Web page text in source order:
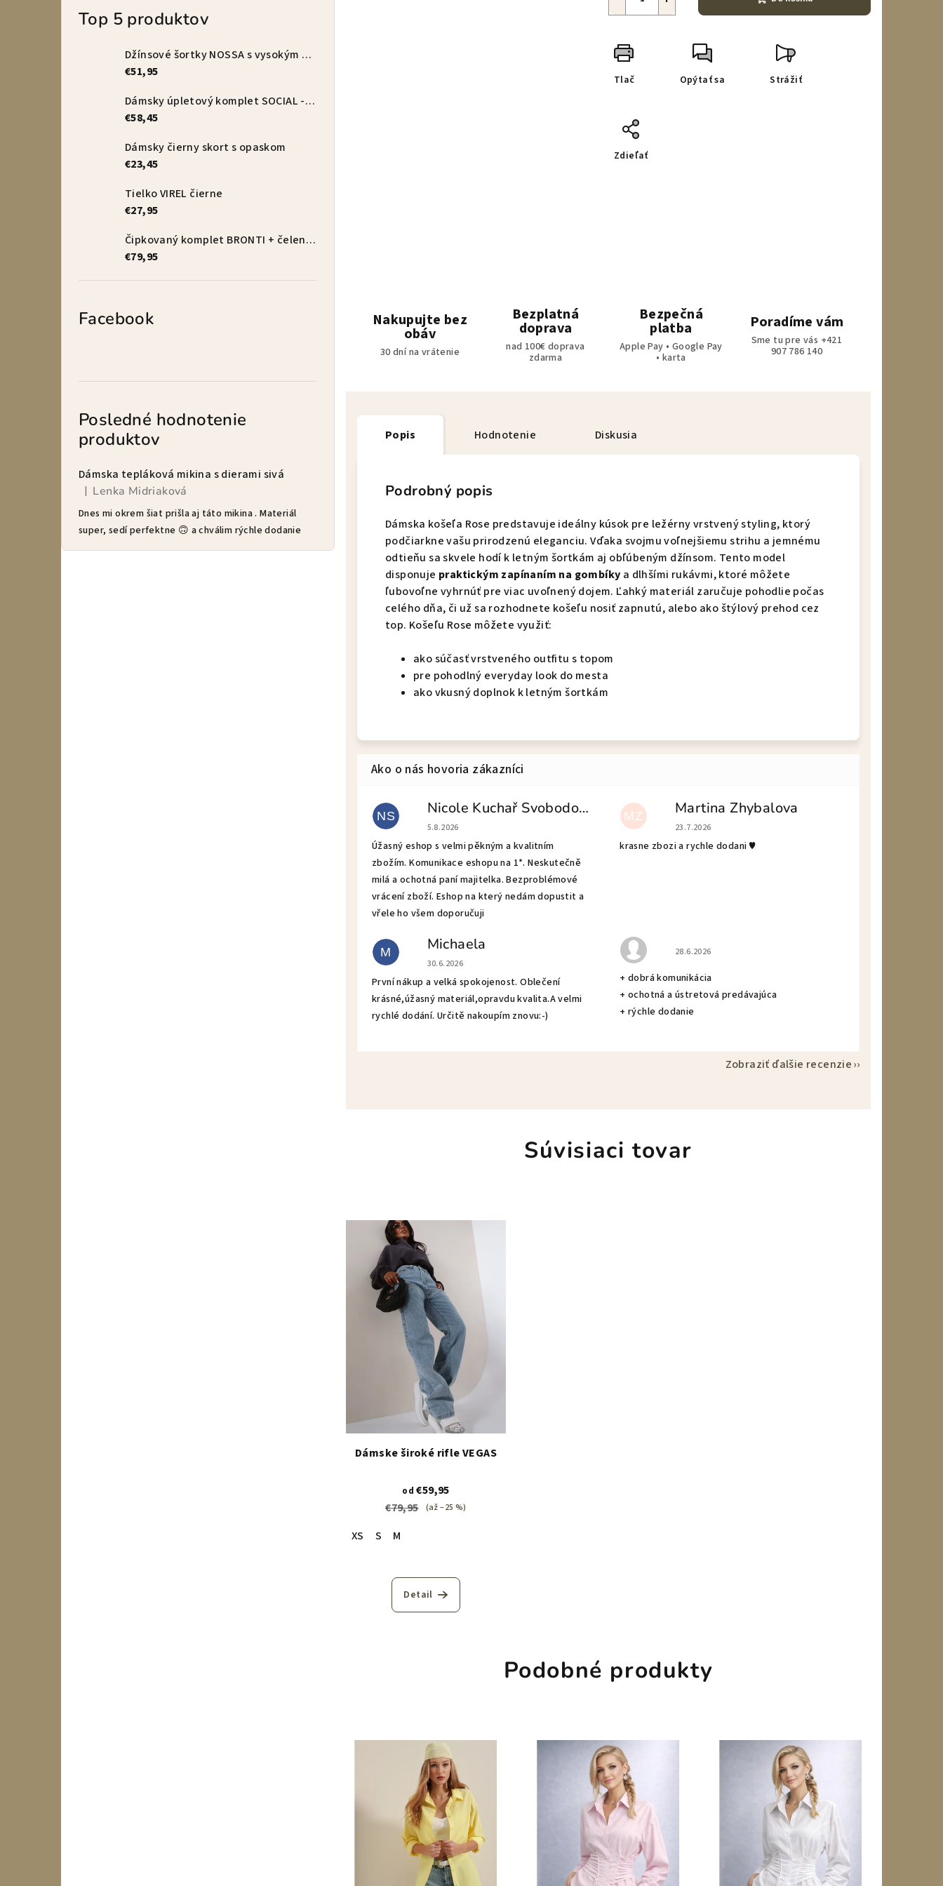
Top 5 produktov
Džínsové šortky NOSSA s vysokým pásom – vanilkové
€51,95
Dámsky úpletový komplet SOCIAL - sivý
€58,45
Dámsky čierny skort s opaskom
€23,45
Tielko VIREL čierne
€27,95
Čipkovaný komplet BRONTI + čelenka zdarma
€79,95
Facebook
Posledné hodnotenie
produktov
Dámska tepláková mikina s dierami sivá
Hodnotenie produktu je 5 z 5 hviezdičiek.
Lenka Midriaková
Dnes mi okrem šiat prišla aj táto mikina . Materiál
super, sedí perfektne 🙃 a chválim rýchle dodanie
Tlač Opýtať sa Strážiť
Zdieľať
Nakupujte bez
obáv
30 dní na vrátenie
Bezplatná
doprava
nad 100€ doprava
zdarma
Bezpečná
platba
Apple Pay • Google Pay
• karta
Poradíme vám
Sme tu pre vás +421
907 786 140
Popis Hodnotenie Diskusia
Podrobný popis
Dámska košeľa Rose predstavuje ideálny kúsok pre ležérny vrstvený styling, ktorý
podčiarkne vašu prirodzenú eleganciu. Vďaka svojmu voľnejšiemu strihu a jemnému
odtieňu sa skvele hodí k letným šortkám aj obľúbeným džínsom. Tento model
disponuje praktickým zapínaním na gombíky a dlhšími rukávmi, ktoré môžete
ľubovoľne vyhrnúť pre viac uvoľnený dojem. Ľahký materiál zaručuje pohodlie počas
celého dňa, či už sa rozhodnete košeľu nosiť zapnutú, alebo ako štýlový prehod cez
top. Košeľu Rose môžete využiť:
ako súčasť vrstveného outfitu s topom
pre pohodlný everyday look do mesta
ako vkusný doplnok k letným šortkám
NS Nicole Kuchař Svobodová
Hodnotenie obchodu je 5 z 5 hviezdičiek.
5.8.2026
Úžasný eshop s velmi pěkným a kvalitním
zbožím. Komunikace eshopu na 1*. Neskutečně
milá a ochotná paní majitelka. Bezproblémové
vrácení zboží. Eshop na který nedám dopustit a
vřele ho všem doporučuji
MZ Martina Zhybalova
Hodnotenie obchodu je 5 z 5 hviezdičiek.
23.7.2026
krasne zbozi a rychle dodani ♥️
M Michaela
Hodnotenie obchodu je 5 z 5 hviezdičiek.
30.6.2026
První nákup a velká spokojenost. Oblečení
krásné,úžasný materiál,opravdu kvalita.A velmi
rychlé dodání. Určitě nakoupím znovu:-)
Hodnotenie obchodu je 5 z 5 hviezdičiek.
28.6.2026
+ dobrá komunikácia
+ ochotná a ústretová predávajúca
+ rýchle dodanie
Zobraziť ďalšie recenzie
Súvisiaci tovar
Dámske široké rifle VEGAS
od €59,95
€79,95
(až –25 %)
XS S M
Detail
Podobné produkty